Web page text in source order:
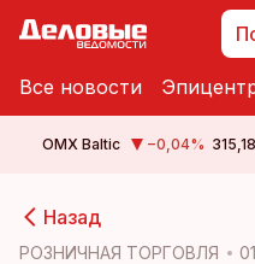
Все новости
OMX Baltic −0,04% 315,18
Назад
РОЗНИЧНАЯ ТОРГОВЛЯ